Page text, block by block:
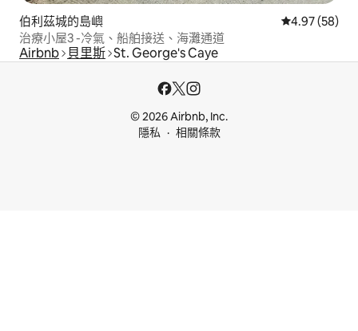
伯利茲城的島嶼 從 58 則評價
4.97 (58)
治療小屋3 -冷氣、船舶接送、海灘通道
Airbnb 貝里斯 St. George's Caye
© 2026 Airbnb, Inc.
隱私
相關條款